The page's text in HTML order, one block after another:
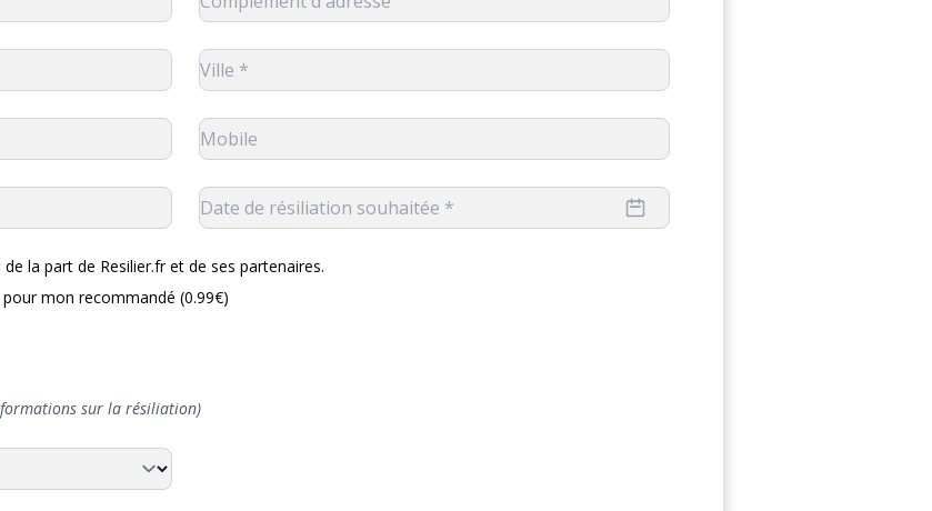
la part de Resilier.fr et de ses partenaires.
mon recommandé (0.99€)
sur la résiliation)